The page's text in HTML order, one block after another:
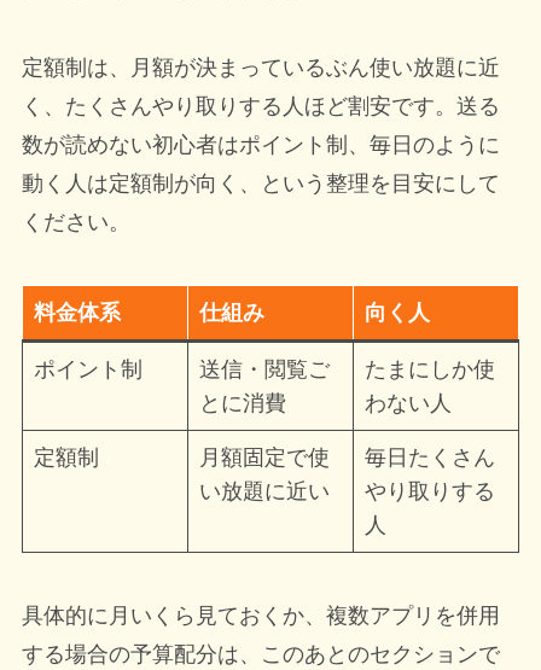
定額制は、月額が決まっているぶん使い放題に近
く、たくさんやり取りする人ほど割安です。送る
数が読めない初心者はポイント制、毎日のように
動く人は定額制が向く、という整理を目安にして
ください。
料金体系 仕組み 向く人
ポイント制
送信・閲覧ご
とに消費
たまにしか使
わない人
定額制
月額固定で使
い放題に近い
毎日たくさん
やり取りする
人
具体的に月いくら見ておくか、複数アプリを併用
する場合の予算配分は、このあとのセクションで